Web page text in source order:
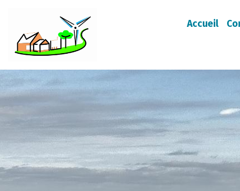
Accueil